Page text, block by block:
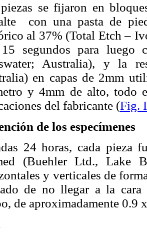
se fijaron en
con una pasta de
al 37% (Total Etch –
segundos para luego
Australia), y la
en capas de 2mm
y 4mm de alto, todo
del fabricante (Fig.
de los especímenes
24 horas, cada pieza
(Buehler Ltd., Lake
y verticales de
de no llegar a la cara
de aproximadamente 0.9